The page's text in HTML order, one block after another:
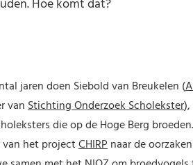
jaren doen Siebold van Breukelen (
vanStichting Onderzoek Scholekster
die op de Hoge Berg
het projectCHIRPnaar de